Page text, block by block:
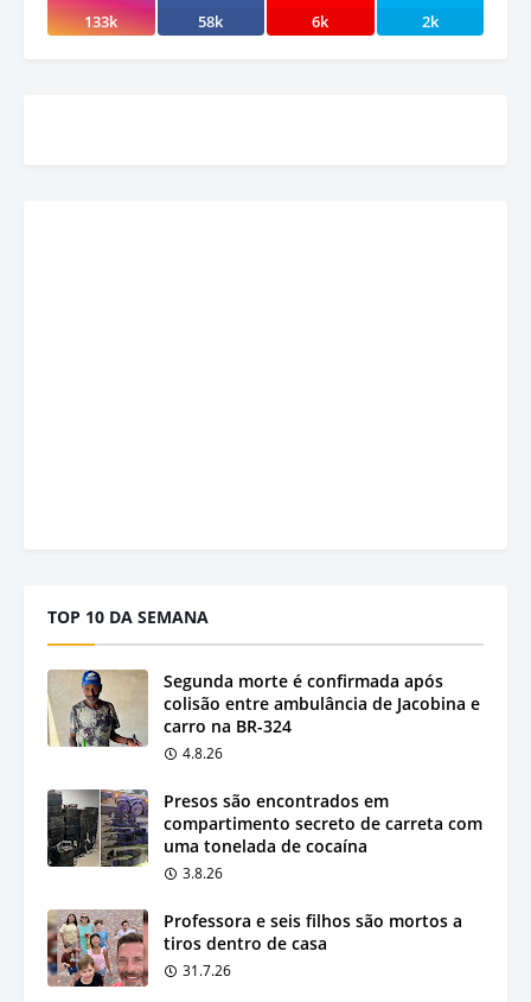
133k 58k 6k 2k
TOP 10 DA SEMANA
Segunda morte é confirmada após
colisão entre ambulância de Jacobina e
carro na BR-324
4.8.26
Presos são encontrados em
compartimento secreto de carreta com
uma tonelada de cocaína
3.8.26
Professora e seis filhos são mortos a
tiros dentro de casa
31.7.26